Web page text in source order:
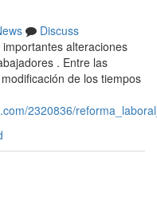
Discuss
alteraciones
. Entre las
de los tiempos
2320836/